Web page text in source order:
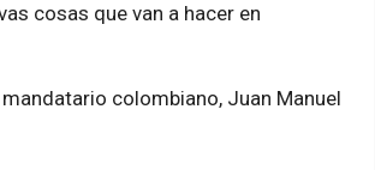
cosas que van a hacer en
colombiano, Juan Manuel